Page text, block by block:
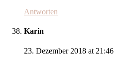
Antworten
Karin
23. Dezember 2018 at 21:46